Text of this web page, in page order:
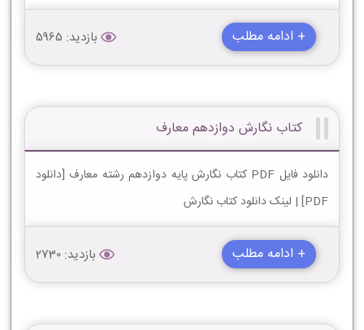
+ ادامه مطلب بازدید: 5965
کتاب نگارش دوازدهم معارف
دانلود فایل PDF کتاب نگارش پایه دوازدهم رشته معارف [دانلود
PDF] | لینک دانلود کتاب نگارش
+ ادامه مطلب بازدید: 2730